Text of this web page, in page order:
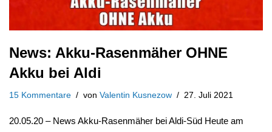
News: Akku-Rasenmäher OHNE
Akku bei Aldi
15 Kommentare von Valentin Kusnezow 27. Juli 2021
20.05.20 – News Akku-Rasenmäher bei Aldi-Süd Heute am